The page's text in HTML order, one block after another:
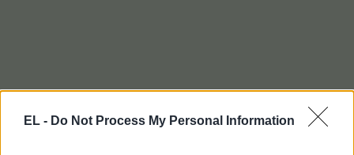
EL - Do Not Process My Personal Information